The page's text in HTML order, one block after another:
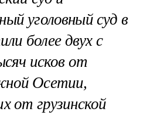
уголовный суд в
более двух с
исков от
Осетии,
от грузинской